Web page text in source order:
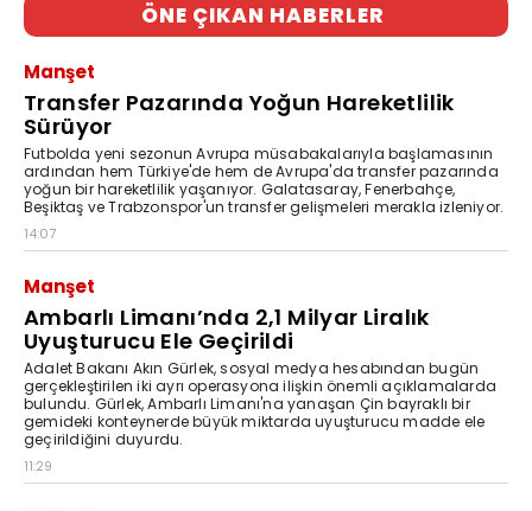
ÖNE ÇIKAN HABERLER
Manşet
Transfer Pazarında Yoğun Hareketlilik
Sürüyor
Futbolda yeni sezonun Avrupa müsabakalarıyla başlamasının
ardından hem Türkiye'de hem de Avrupa'da transfer pazarında
yoğun bir hareketlilik yaşanıyor. Galatasaray, Fenerbahçe,
Beşiktaş ve Trabzonspor'un transfer gelişmeleri merakla izleniyor.
14:07
Manşet
Ambarlı Limanı’nda 2,1 Milyar Liralık
Uyuşturucu Ele Geçirildi
Adalet Bakanı Akın Gürlek, sosyal medya hesabından bugün
gerçekleştirilen iki ayrı operasyona ilişkin önemli açıklamalarda
bulundu. Gürlek, Ambarlı Limanı'na yanaşan Çin bayraklı bir
gemideki konteynerde büyük miktarda uyuşturucu madde ele
geçirildiğini duyurdu.
11:29